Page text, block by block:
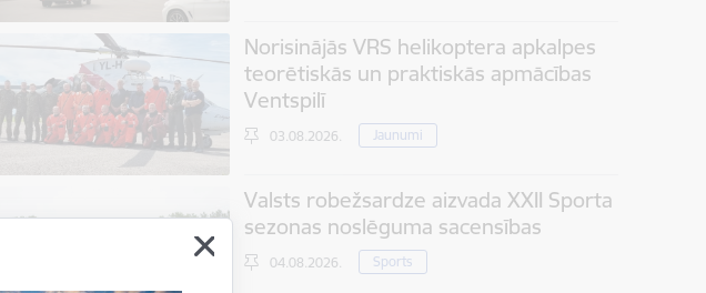
Norisinājās VRS helikoptera apkalpes
teorētiskās un praktiskās apmācības
Ventspilī
03.08.2026. Jaunumi
Valsts robežsardze aizvada XXII Sporta
sezonas noslēguma sacensības
04.08.2026. Sports